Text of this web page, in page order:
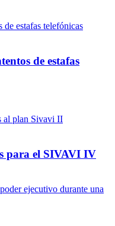
de estafas
para el SIVAVI IV